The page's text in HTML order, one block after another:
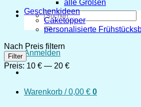
Suchen
nach:
Anmelden
Warenkorb /0,00 € 0
alle Größen
Geschenkideen
Caketopper
personalisierte
Nach Preis filtern
Min.
Preis
Max.
Preis
Filter
Preis: 10 € — 20 €